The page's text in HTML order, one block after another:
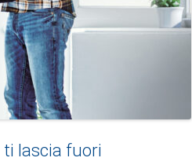
ti lascia fuori